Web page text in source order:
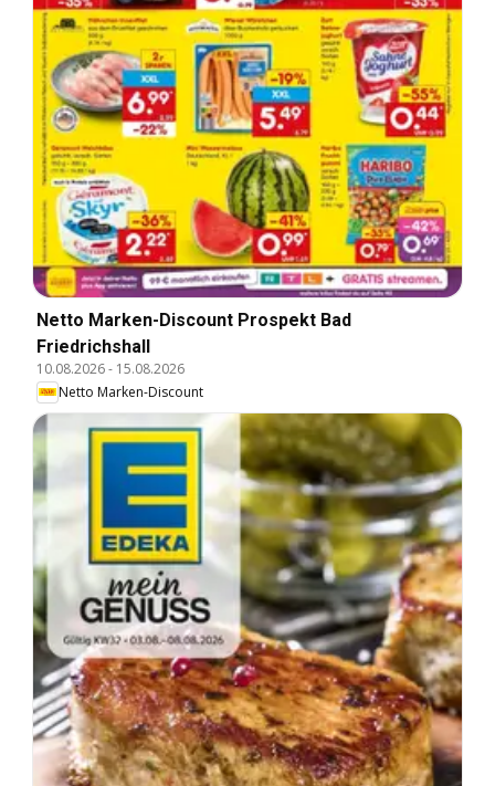
Netto Marken-Discount Prospekt Bad
Friedrichshall
10.08.2026- 15.08.2026
Netto Marken-Discount